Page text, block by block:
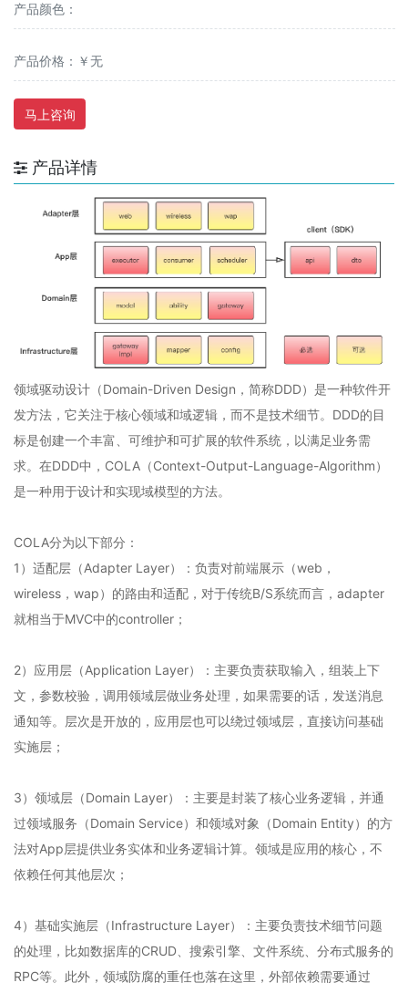
产品颜色：
产品价格：￥无
马上咨询
产品详情
领域驱动设计（Domain-Driven Design，简称DDD）是一种软件开
发方法，它关注于核心领域和域逻辑，而不是技术细节。DDD的目
标是创建一个丰富、可维护和可扩展的软件系统，以满足业务需
求。在DDD中，COLA（Context-Output-Language-Algorithm）
是一种用于设计和实现域模型的方法。
COLA分为以下部分：
1）适配层（Adapter Layer）：负责对前端展示（web，
wireless，wap）的路由和适配，对于传统B/S系统而言，adapter
就相当于MVC中的controller；
2）应用层（Application Layer）：主要负责获取输入，组装上下
文，参数校验，调用领域层做业务处理，如果需要的话，发送消息
通知等。层次是开放的，应用层也可以绕过领域层，直接访问基础
实施层；
3）领域层（Domain Layer）：主要是封装了核心业务逻辑，并通
过领域服务（Domain Service）和领域对象（Domain Entity）的方
法对App层提供业务实体和业务逻辑计算。领域是应用的核心，不
依赖任何其他层次；
4）基础实施层（Infrastructure Layer）：主要负责技术细节问题
的处理，比如数据库的CRUD、搜索引擎、文件系统、分布式服务的
RPC等。此外，领域防腐的重任也落在这里，外部依赖需要通过